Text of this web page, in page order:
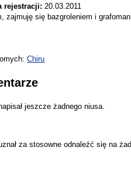
rejestracji: 20.03.2011
zajmuję się bazgroleniem i
Chiru
jeszcze żadnego niusa.
za stosowne odnaleźć się na